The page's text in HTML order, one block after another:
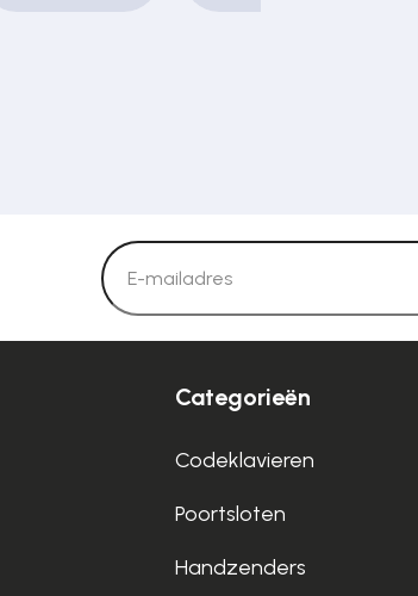
Categorieën
Codeklavieren
Poortsloten
Handzenders